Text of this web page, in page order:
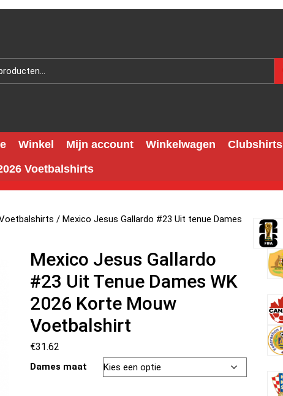
Winkel Mijn account Winkelwagen Clubshirts
Voetbalshirts
/ Mexico Jesus Gallardo #23 Uit tenue Dames
Mexico Jesus Gallardo
#23 Uit Tenue Dames WK
2026 Korte Mouw
Voetbalshirt
€31.62
Dames maat